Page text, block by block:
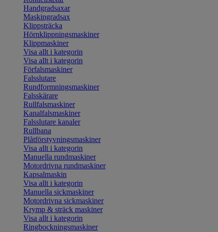
Handgradsaxar
Maskingradsax
Klippsträcka
Hörnklippningsmaskiner
Klippmaskiner
Visa allt i kategorin
Visa allt i kategorin
Förfalsmaskiner
Falsslutare
Rundformningsmaskiner
Falsskärare
Rullfalsmaskiner
Kanalfalsmaskiner
Falsslutare kanaler
Rullbana
Plåtförstyvningsmaskiner
Visa allt i kategorin
Manuella rundmaskiner
Motordrivna rundmaskiner
Kapsalmaskin
Visa allt i kategorin
Manuella sickmaskiner
Motordrivna sickmaskiner
Krymp & sträck maskiner
Visa allt i kategorin
Ringbockningsmaskiner